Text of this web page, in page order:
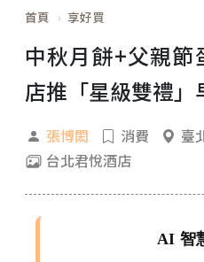
首頁 享好買
中秋月餅+父親節
店推「星級雙禮」
張博閎 消費 臺
台北君悅酒店
AI 智